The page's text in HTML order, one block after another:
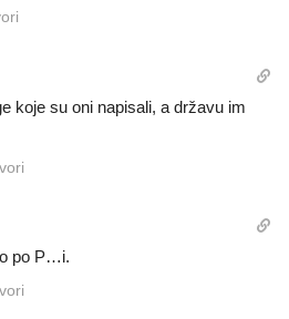
koje su oni napisali, a državu im
po P…i.